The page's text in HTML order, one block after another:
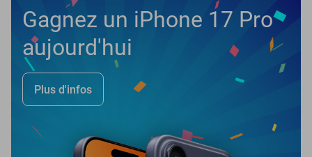
Gagnez un iPhone 17 Pro
aujourd'hui
Plus d'infos